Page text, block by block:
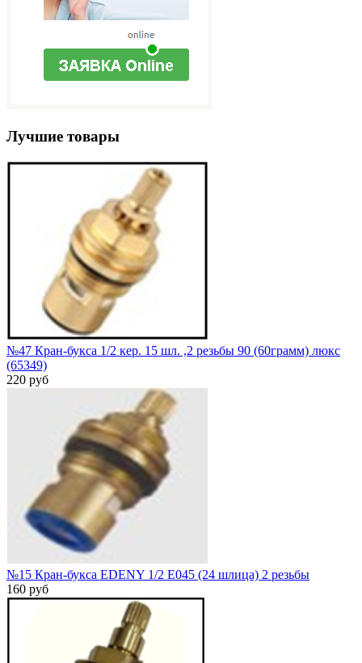
Лучшие товары
№47 Кран-букса 1/2 кер. 15 шл. ,2 резьбы 90 (60грамм) люкс
(65349)
220 руб
№15 Кран-букса EDENY 1/2 E045 (24 шлица) 2 резьбы
160 руб